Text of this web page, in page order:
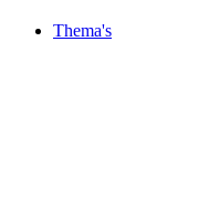
Thema's